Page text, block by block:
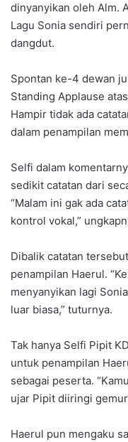
dinyanyikan oleh Alm.
Lagu Sonia sendiri
dangdut.
Spontan ke-4 dewan
Standing Applause
Hampir tidak ada
dalam penampilan
Selfi dalam
sedikit catatan dari
“Malam ini gak ada
kontrol vokal,”
Dibalik catatan
penampilan Haerul.
menyanyikan lagi
luar biasa,” tuturnya.
Tak hanya Selfi Pipit
untuk penampilan
sebagai peserta.
ujar Pipit diiringi
Haerul pun mengaku